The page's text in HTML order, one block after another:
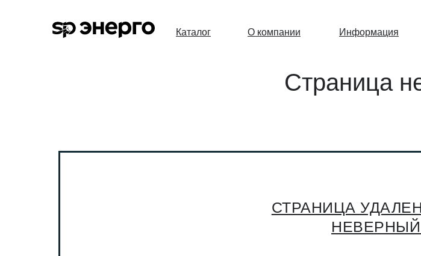
Каталог О компании Информация
Страница
СТРАНИЦА